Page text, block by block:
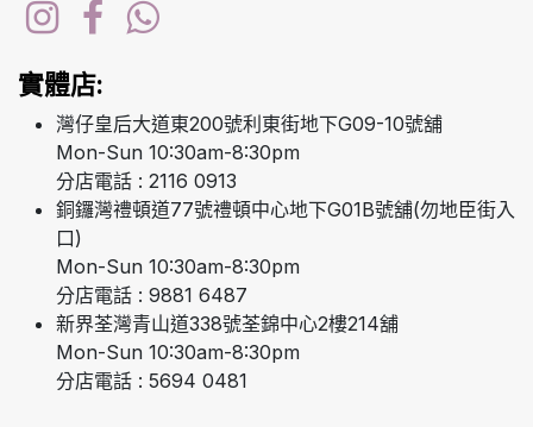
實體店:
灣仔皇后大道東200號利東街地下G09-10號舖
Mon-Sun 10:30am-8:30pm
分店電話 : 2116 0913
銅鑼灣禮頓道77號禮頓中心地下G01B號舖(勿地臣街入
口)
Mon-Sun 10:30am-8:30pm
分店電話 : 9881 6487
新界荃灣青山道338號荃錦中心2樓214舖
Mon-Sun 10:30am-8:30pm
分店電話 : 5694 0481